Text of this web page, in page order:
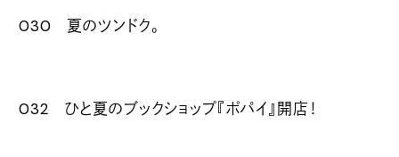
030 夏のツンドク。
032 ひと夏のブックショップ『ポパイ』開店！